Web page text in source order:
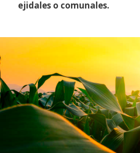
ejidales o comunales.